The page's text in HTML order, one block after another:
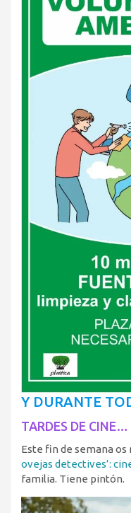
Y DURANTE
TARDES DE CINE…
Este fin de semana
ovejas detectives’:
familia. Tiene pintón.